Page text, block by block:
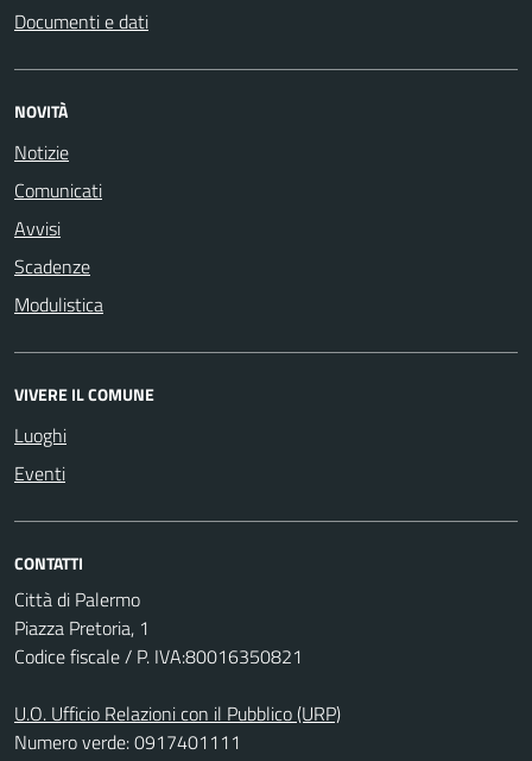
Documenti e dati
NOVITÀ
Notizie
Comunicati
Avvisi
Scadenze
Modulistica
VIVERE IL COMUNE
Luoghi
Eventi
CONTATTI
Città di Palermo
Piazza Pretoria, 1
Codice fiscale / P. IVA:80016350821
U.O. Ufficio Relazioni con il Pubblico (URP)
Numero verde: 0917401111